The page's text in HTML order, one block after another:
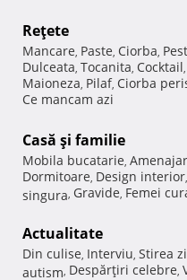
Reţete
Mancare, Paste, Ciorba,
Dulceata, Tocanita, Cocktail,
Maioneza, Pilaf, Ciorba
Ce mancam azi
Casă şi familie
Mobila bucatarie,
Dormitoare, Design interior,
singura, Gravide, Femei
Actualitate
Din culise, Interviu, Stirea
autism, Despărţiri celebre,